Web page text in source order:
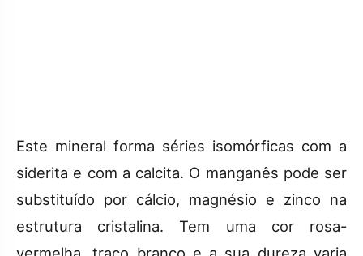
Este mineral forma séries isomórficas com a
siderita e com a calcita. O manganês pode ser
substituído por cálcio, magnésio e zinco na
estrutura cristalina. Tem uma cor rosa-